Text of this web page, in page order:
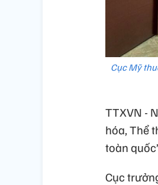
Cục Mỹ
TTXVN -
hóa, Thể
toàn
Cục